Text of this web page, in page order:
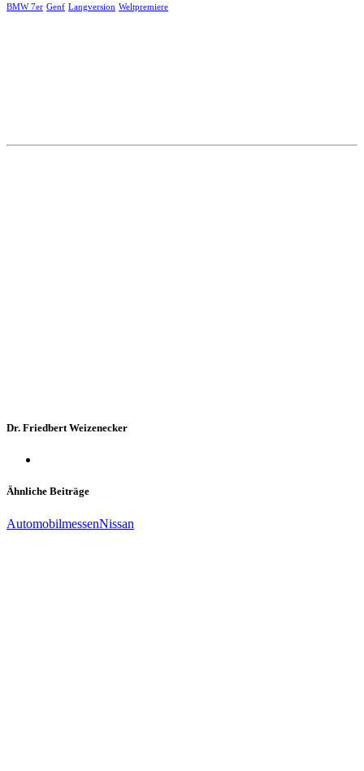
BMW 7er Genf Langversion Weltpremiere
Dr. Friedbert Weizenecker
Ähnliche Beiträge
AutomobilmessenNissan